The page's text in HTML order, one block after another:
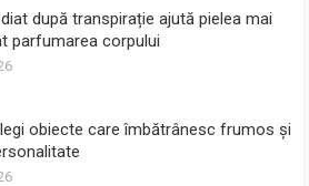
după transpirație ajută pielea mai
parfumarea corpului
obiecte care îmbătrânesc frumos și